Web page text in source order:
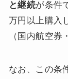
と継続が条件
万円以上購入
（国内航空券
なお、この条